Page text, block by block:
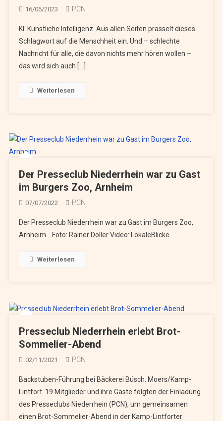
16/06/2023 PCN
KI: Künstliche Intelligenz. Aus allen Seiten prasselt dieses
Schlagwort auf die Menschheit ein. Und – schlechte
Nachricht für alle, die davon nichts mehr hören wollen –
das wird sich auch […]
Weiterlesen
Der Presseclub Niederrhein war zu Gast
im Burgers Zoo, Arnheim
07/07/2022 PCN
Der Presseclub Niederrhein war zu Gast im Burgers Zoo,
Arnheim. Foto: Rainer Döller Video: LokaleBlicke
Weiterlesen
Presseclub Niederrhein erlebt Brot-
Sommelier-Abend
02/11/2021 PCN
Backstuben-Führung bei Bäckerei Büsch. Moers/Kamp-
Lintfort. 19 Mitglieder und ihre Gäste folgten der Einladung
des Presseclubs Niederrhein (PCN), um gemeinsamen
einen Brot-Sommelier-Abend in der Kamp-Lintforter